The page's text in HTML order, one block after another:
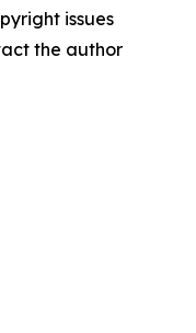
issues
the author